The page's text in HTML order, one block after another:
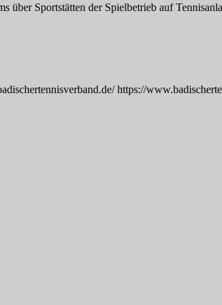
über Sportstätten der Spielbetrieb auf
https://